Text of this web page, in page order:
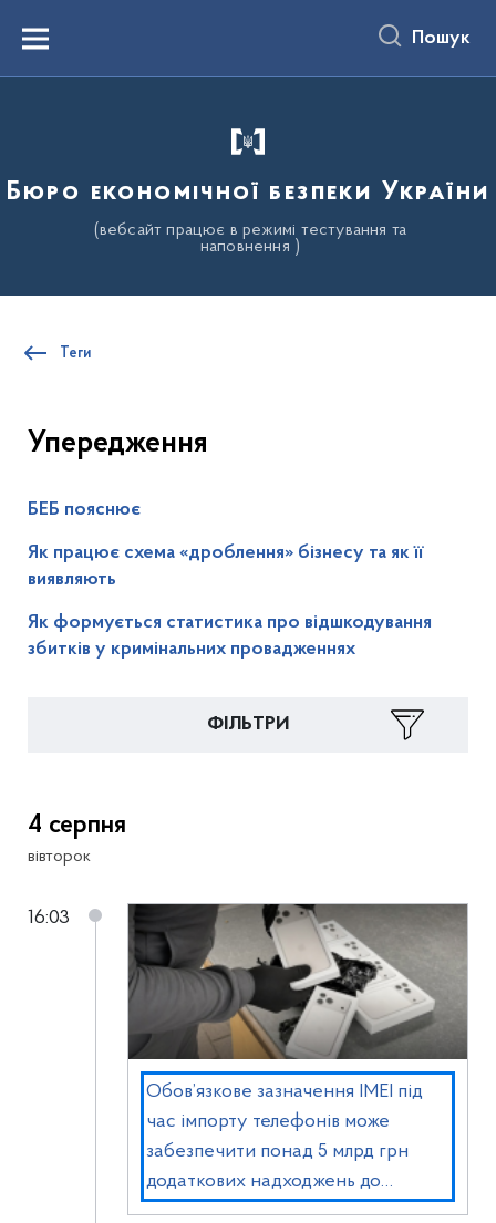
вмістуMenu Пошук
Бюро економічної безпеки України
(вебсайт працює в режимі тестування та
наповнення )
Теги
Упередження
БЕБ пояснює
Як працює схема «дроблення» бізнесу та як її
виявляють
Як формується статистика про відшкодування
збитків у кримінальних провадженнях
ФІЛЬТРИ
4 серпня
вівторок
16:03
Обов’язкове зазначення IMEI під
час імпорту телефонів може
забезпечити понад 5 млрд грн
додаткових надходжень до
бюджету щороку